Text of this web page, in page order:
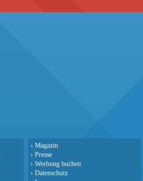
› Magazin
› Presse
› Werbung buchen
› Datenschutz